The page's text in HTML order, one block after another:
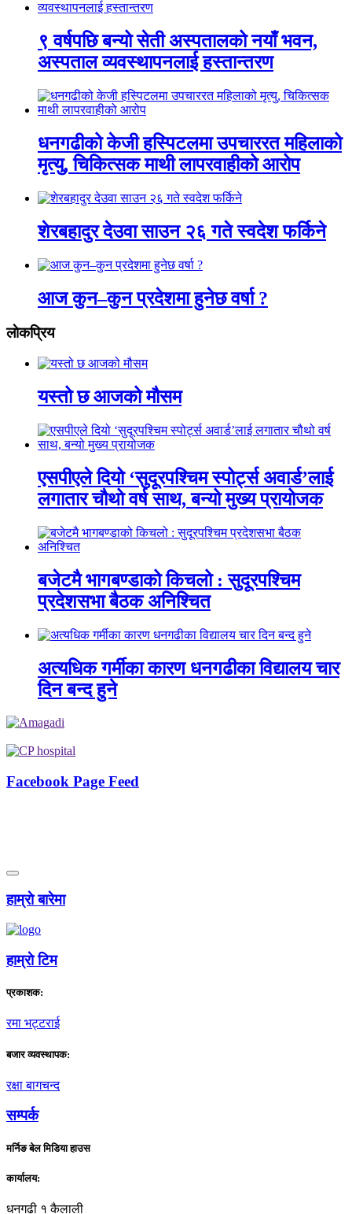
९ वर्षपछि बन्यो सेती अस्पतालको नयाँ भवन,
अस्पताल व्यवस्थापनलाई हस्तान्तरण
धनगढीको केजी हस्पिटलमा उपचाररत महिलाको
मृत्यु, चिकित्सक माथी लापरवाहीको आरोप
शेरबहादुर देउवा साउन २६ गते स्वदेश फर्किने
आज कुन–कुन प्रदेशमा हुनेछ वर्षा ?
लाेकप्रिय
यस्तो छ आजको मौसम
एसपीएले दियो ‘सुदूरपश्चिम स्पोर्ट्स अवार्ड’लाई
लगातार चौथो वर्ष साथ, बन्यो मुख्य प्रायोजक
बजेटमै भागबण्डाको किचलो : सुदूरपश्चिम
प्रदेशसभा बैठक अनिश्चित
अत्यधिक गर्मीका कारण धनगढीका विद्यालय चार
दिन बन्द हुने
Facebook Page Feed
हाम्राे बारेमा
हाम्राे टिम
प्रकाशक:
रमा भट्टराई
बजार व्यवस्थापक:
रक्षा बागचन्द
सम्पर्क
मर्निङ बेल मिडिया हाउस
कार्यालय:
धनगढी १ कैलाली